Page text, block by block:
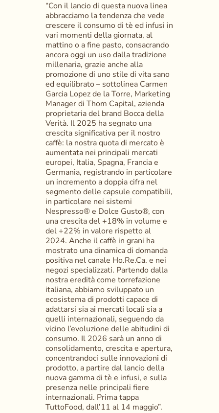
“Con il lancio di questa nuova linea
abbracciamo la tendenza che vede
crescere il consumo di tè ed infusi in
vari momenti della giornata, al
mattino o a fine pasto, consacrando
ancora oggi un uso dalla tradizione
millenaria, grazie anche alla
promozione di uno stile di vita sano
ed equilibrato – sottolinea Carmen
Garcia Lopez de la Torre, Marketing
Manager di Thom Capital, azienda
proprietaria del brand Bocca della
Verità. Il 2025 ha segnato una
crescita significativa per il nostro
caffè: la nostra quota di mercato è
aumentata nei principali mercati
europei, Italia, Spagna, Francia e
Germania, registrando in particolare
un incremento a doppia cifra nel
segmento delle capsule compatibili,
in particolare nei sistemi
Nespresso® e Dolce Gusto®, con
una crescita del +18% in volume e
del +22% in valore rispetto al
2024. Anche il caffè in grani ha
mostrato una dinamica di domanda
positiva nel canale Ho.Re.Ca. e nei
negozi specializzati. Partendo dalla
nostra eredità come torrefazione
italiana, abbiamo sviluppato un
ecosistema di prodotti capace di
adattarsi sia ai mercati locali sia a
quelli internazionali, seguendo da
vicino l’evoluzione delle abitudini di
consumo. Il 2026 sarà un anno di
consolidamento, crescita e apertura,
concentrandoci sulle innovazioni di
prodotto, a partire dal lancio della
nuova gamma di tè e infusi, e sulla
presenza nelle principali fiere
internazionali. Prima tappa
TuttoFood, dall’11 al 14 maggio”.